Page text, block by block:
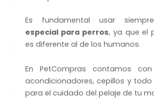
Es fundamental usar
especial para perros, ya que el
es diferente al de los humanos.
En PetCompras contamos
acondicionadores, cepillos y todo
para el cuidado del pelaje de tu